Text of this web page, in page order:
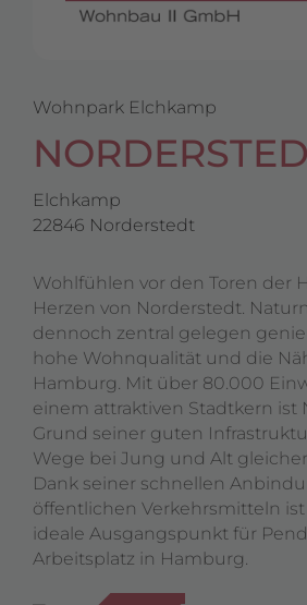
Wohnpark Elchkamp
Elchkamp
22846 Norderstedt
Wohlfühlen vor den Toren der
Herzen von Norderstedt.
dennoch zentral gelegen
hohe Wohnqualität und die
Hamburg. Mit über 80.000
einem attraktiven Stadtkern ist
Grund seiner guten
Wege bei Jung und Alt
Dank seiner schnellen
öffentlichen Verkehrsmitteln
ideale Ausgangspunkt für
Arbeitsplatz in Hamburg.